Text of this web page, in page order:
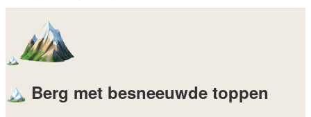
🏔️
🏔️ Berg met besneeuwde toppen